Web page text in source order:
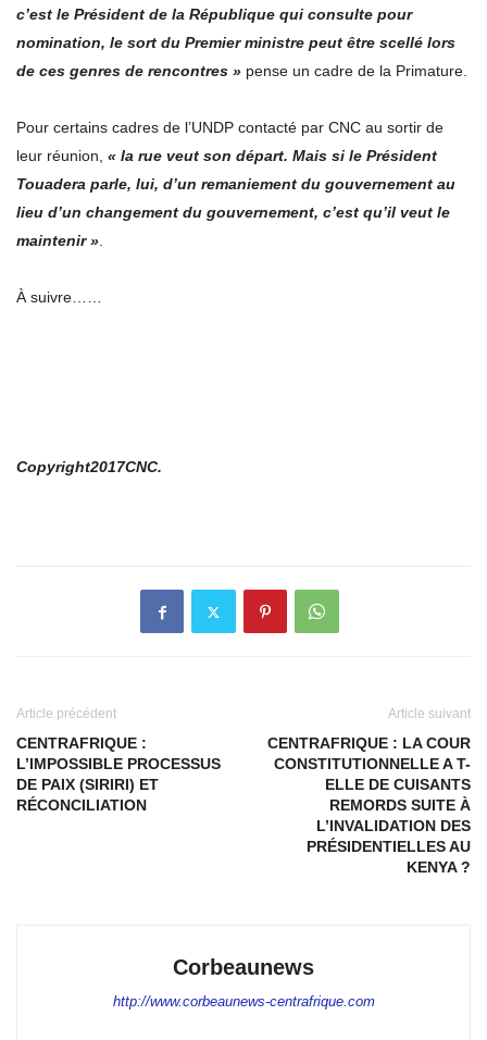
c’est le Président de la République qui consulte pour
nomination, le sort du Premier ministre peut être scellé lors
de ces genres de rencontres » pense un cadre de la Primature.
Pour certains cadres de l’UNDP contacté par CNC au sortir de
leur réunion, « la rue veut son départ. Mais si le Président
Touadera parle, lui, d’un remaniement du gouvernement au
lieu d’un changement du gouvernement, c’est qu’il veut le
maintenir ».
À suivre……
Copyright2017CNC.
Article précédent
CENTRAFRIQUE :
L’IMPOSSIBLE PROCESSUS
DE PAIX (SIRIRI) ET
RÉCONCILIATION
Article suivant
CENTRAFRIQUE : LA COUR
CONSTITUTIONNELLE A T-
ELLE DE CUISANTS
REMORDS SUITE À
L’INVALIDATION DES
PRÉSIDENTIELLES AU
KENYA ?
Corbeaunews
http://www.corbeaunews-centrafrique.com